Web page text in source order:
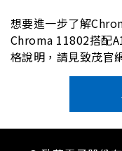
想要進一步了解
Chroma 11802搭配
格說明，請見致茂官